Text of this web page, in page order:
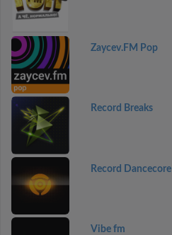
Zaycev.FM Pop
Record Breaks
Record Dancecore
Vibe fm